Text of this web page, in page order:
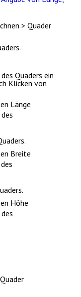
> Quader
Quaders ein
Klicken von
Länge
Breite
Höhe